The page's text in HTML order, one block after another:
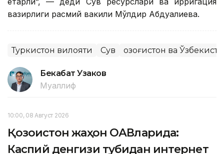
вазирлиги расмий вакили Мўлдир Абдуалиева.
Туркистон вилояти Сув Қозоғистон ва
Бекабат Узаков
Муаллиф
10:00, 08 Август 2026
Қозоғистон жаҳон ОАВларида:
Каспий денгизи тубидан интернет